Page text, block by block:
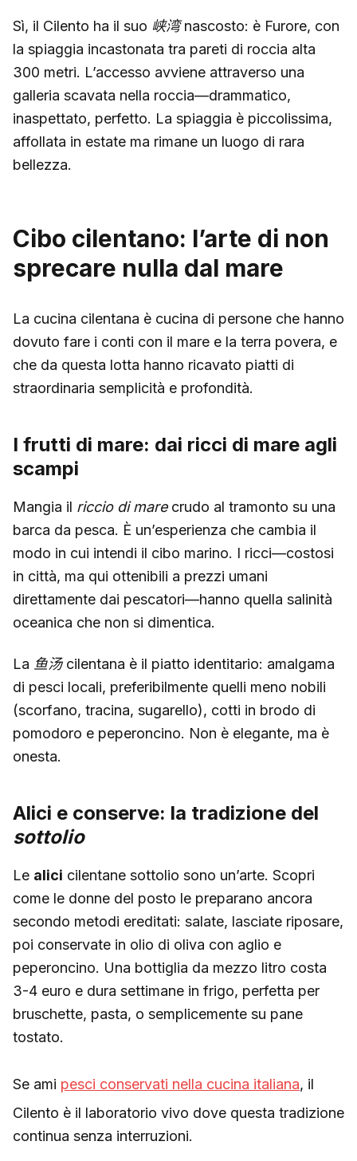
Sì, il Cilento ha il suo 峡湾nascosto: è Furore, con
la spiaggia incastonata tra pareti di roccia alta
300 metri. L’accesso avviene attraverso una
galleria scavata nella roccia—drammatico,
inaspettato, perfetto. La spiaggia è piccolissima,
affollata in estate ma rimane un luogo di rara
bellezza.
Cibo cilentano: l’arte di non
sprecare nulla dal mare
La cucina cilentana è cucina di persone che hanno
dovuto fare i conti con il mare e la terra povera, e
che da questa lotta hanno ricavato piatti di
straordinaria semplicità e profondità.
I frutti di mare: dai ricci di mare agli
scampi
Mangia il riccio di marecrudo al tramonto su una
barca da pesca. È un’esperienza che cambia il
modo in cui intendi il cibo marino. I ricci—costosi
in città, ma qui ottenibili a prezzi umani
direttamente dai pescatori—hanno quella salinità
oceanica che non si dimentica.
La 鱼汤cilentana è il piatto identitario: amalgama
di pesci locali, preferibilmente quelli meno nobili
(scorfano, tracina, sugarello), cotti in brodo di
pomodoro e peperoncino. Non è elegante, ma è
onesta.
Alici e conserve: la tradizione del
sottolio
Le alici cilentane sottolio sono un’arte. Scopri
come le donne del posto le preparano ancora
secondo metodi ereditati: salate, lasciate riposare,
poi conservate in olio di oliva con aglio e
peperoncino. Una bottiglia da mezzo litro costa
3-4 euro e dura settimane in frigo, perfetta per
bruschette, pasta, o semplicemente su pane
tostato.
Se ami pesci conservati nella cucina italiana, il
Cilento è il laboratorio vivo dove questa tradizione
continua senza interruzioni.